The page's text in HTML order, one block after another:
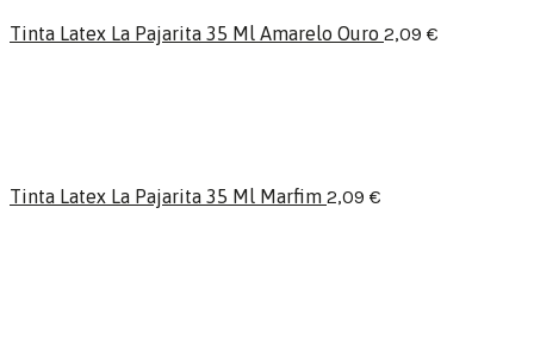
Tinta Latex La Pajarita 35 Ml Amarelo Ouro 2,09 €
Tinta Latex La Pajarita 35 Ml Marfim 2,09 €